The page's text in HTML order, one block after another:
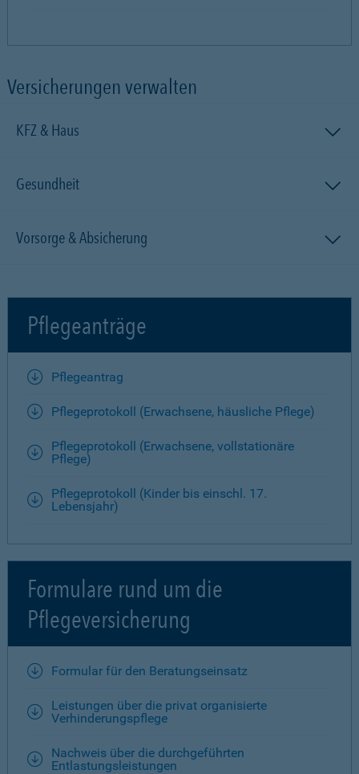
Versicherungen verwalten
KFZ & Haus
Gesundheit
Vorsorge & Absicherung
Pflegeanträge
Pflegeantrag
Pflegeprotokoll (Erwachsene, häusliche Pflege)
Pflegeprotokoll (Erwachsene, vollstationäre
Pflege)
Pflegeprotokoll (Kinder bis einschl. 17.
Lebensjahr)
Formulare rund um die
Pflegeversicherung
Formular für den Beratungseinsatz
Leistungen über die privat organisierte
Verhinderungspflege
Nachweis über die durchgeführten
Entlastungsleistungen